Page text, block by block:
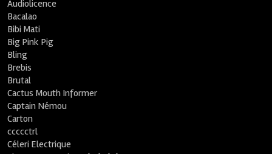
Audiolicence
Bacalao
Bibi Mati
Big Pink Pig
Bling
Brebis
Brutal
Cactus Mouth Informer
Captain Némou
Carton
ccccctrl
Céleri Electrique